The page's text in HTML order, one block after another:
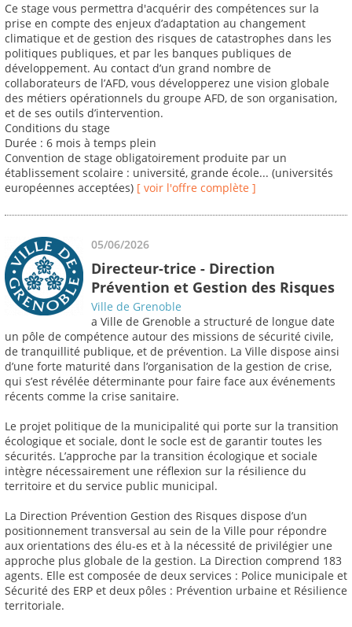
Ce stage vous permettra d'acquérir des compétences sur la
prise en compte des enjeux d’adaptation au changement
climatique et de gestion des risques de catastrophes dans les
politiques publiques, et par les banques publiques de
développement. Au contact d’un grand nombre de
collaborateurs de l’AFD, vous développerez une vision globale
des métiers opérationnels du groupe AFD, de son organisation,
et de ses outils d’intervention.
Conditions du stage
Durée : 6 mois à temps plein
Convention de stage obligatoirement produite par un
établissement scolaire : université, grande école... (universités
européennes acceptées) [ voir l'offre complète ]
05/06/2026
Directeur-trice - Direction
Prévention et Gestion des Risques
Ville de Grenoble
a Ville de Grenoble a structuré de longue date
un pôle de compétence autour des missions de sécurité civile,
de tranquillité publique, et de prévention. La Ville dispose ainsi
d’une forte maturité dans l’organisation de la gestion de crise,
qui s’est révélée déterminante pour faire face aux événements
récents comme la crise sanitaire.
Le projet politique de la municipalité qui porte sur la transition
écologique et sociale, dont le socle est de garantir toutes les
sécurités. L’approche par la transition écologique et sociale
intègre nécessairement une réflexion sur la résilience du
territoire et du service public municipal.
La Direction Prévention Gestion des Risques dispose d’un
positionnement transversal au sein de la Ville pour répondre
aux orientations des élu-es et à la nécessité de privilégier une
approche plus globale de la gestion. La Direction comprend 183
agents. Elle est composée de deux services : Police municipale et
Sécurité des ERP et deux pôles : Prévention urbaine et Résilience
territoriale.